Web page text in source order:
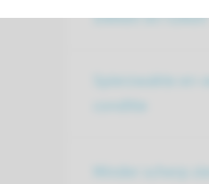
slikken en ruiken